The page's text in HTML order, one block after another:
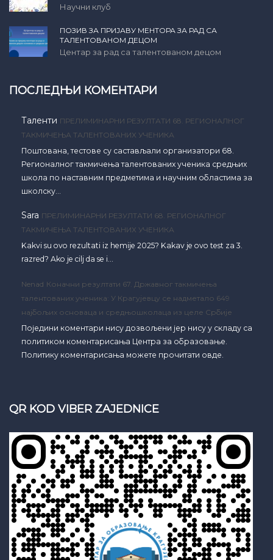
Научни клуб
ПОЗИВ ЗА ПРИЈАВУ МЕНТОРА ЗА РАД СА
ТАЛЕНТОВАНОМ ДЕЦОМ
Центар за рад са талентованом децом
ПОСЛЕДЊИ КОМЕНТАРИ
Таленти ПРЕЛИМИНАРНИ РЕЗУЛТАТИ 68. РЕГИОНАЛНОГ
ТАКМИЧЕЊА ТАЛЕНТОВАНИХ УЧЕНИКА
Поштована, тестове су састављали организатори 68.
Регионалног такмичења талентованих ученика средњих
школа по наставним предметима и научним областима за
школску…
Sara ПРЕЛИМИНАРНИ РЕЗУЛТАТИ 68. РЕГИОНАЛНОГ
ТАКМИЧЕЊА ТАЛЕНТОВАНИХ УЧЕНИКА
Kakvi su ovo rezultati iz hemije 2025? Kakav je ovo test za 3.
razred? Ako je cilj da se i…
Nenad Коначни резултати 67. Државног такмичења
талентованих ученика: У Крагујевцу се надметало 649
најбољих основаца и средњошколаца из целе Србије
Поједини коментари нису дозвољени јер нису у складу са
политиком коментарисања Центра за образовање.
Политику коментарисања можете прочитати овде.
QR KOD VIBER ZAJEDNICE